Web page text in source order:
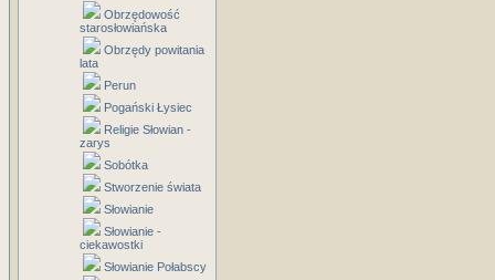
Obrzędowość
starosłowiańska
Obrzędy powitania
lata
Perun
Pogański Łysiec
Religie Słowian -
zarys
Sobótka
Stworzenie świata
Słowianie
Słowianie -
ciekawostki
Słowianie Połabscy